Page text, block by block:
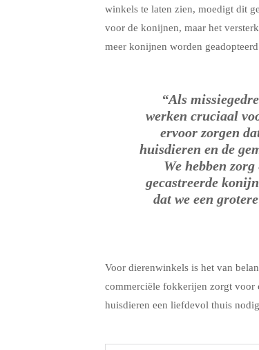
winkels te laten zien, moedigt dit
voor de konijnen, maar het
meer konijnen worden
“Als
werken cruciaal
ervoor zorgen
huisdieren en de
We hebben
gecastreerde
dat we een
Voor dierenwinkels is het van
commerciële fokkerijen zorgt voor
huisdieren een liefdevol thuis